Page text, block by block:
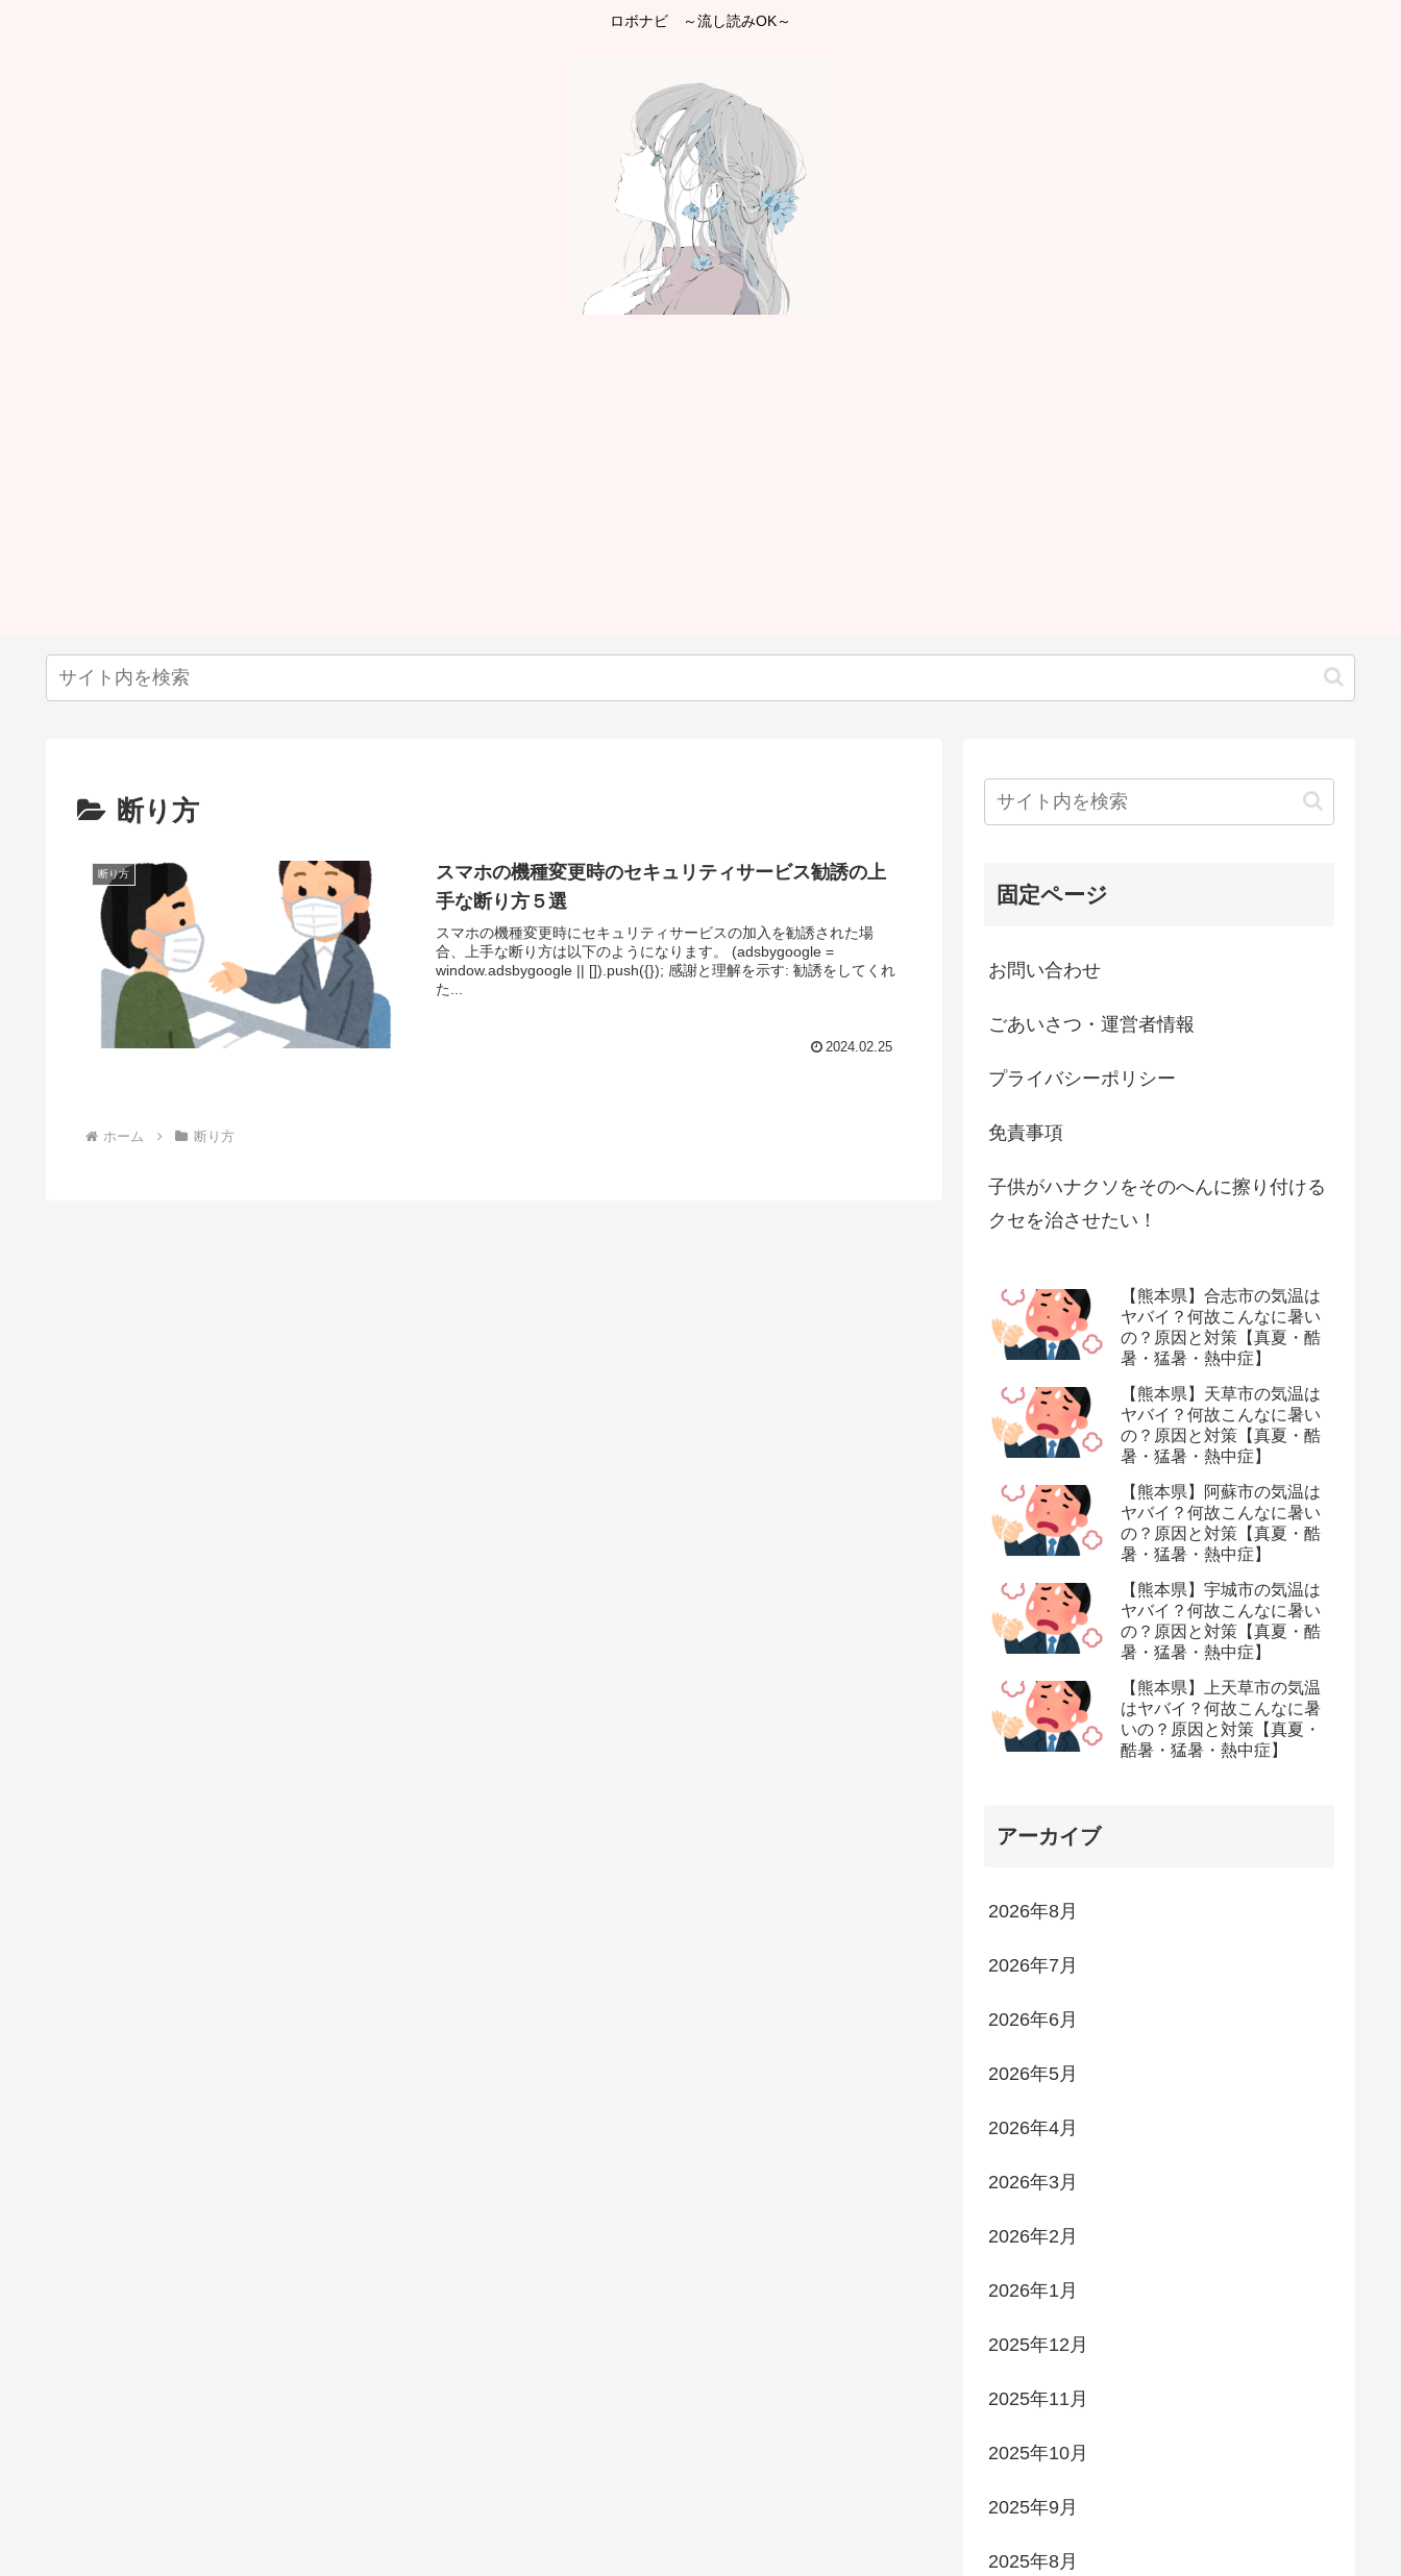
ロボナビ ～流し読みOK～
断り方
断り方
スマホの機種変更時のセキュリティサービス勧誘の上
手な断り方５選
スマホの機種変更時にセキュリティサービスの加入を勧誘された場
合、上手な断り方は以下のようになります。 (adsbygoogle =
window.adsbygoogle || []).push({}); 感謝と理解を示す: 勧誘をしてくれ
た...
2024.02.25
ホーム 断り方
固定ページ
お問い合わせ
ごあいさつ・運営者情報
プライバシーポリシー
免責事項
子供がハナクソをそのへんに擦り付ける
クセを治させたい！
【熊本県】合志市の気温は
ヤバイ？何故こんなに暑い
の？原因と対策【真夏・酷
暑・猛暑・熱中症】
【熊本県】天草市の気温は
ヤバイ？何故こんなに暑い
の？原因と対策【真夏・酷
暑・猛暑・熱中症】
【熊本県】阿蘇市の気温は
ヤバイ？何故こんなに暑い
の？原因と対策【真夏・酷
暑・猛暑・熱中症】
【熊本県】宇城市の気温は
ヤバイ？何故こんなに暑い
の？原因と対策【真夏・酷
暑・猛暑・熱中症】
【熊本県】上天草市の気温
はヤバイ？何故こんなに暑
いの？原因と対策【真夏・
酷暑・猛暑・熱中症】
アーカイブ
2026年8月
2026年7月
2026年6月
2026年5月
2026年4月
2026年3月
2026年2月
2026年1月
2025年12月
2025年11月
2025年10月
2025年9月
2025年8月